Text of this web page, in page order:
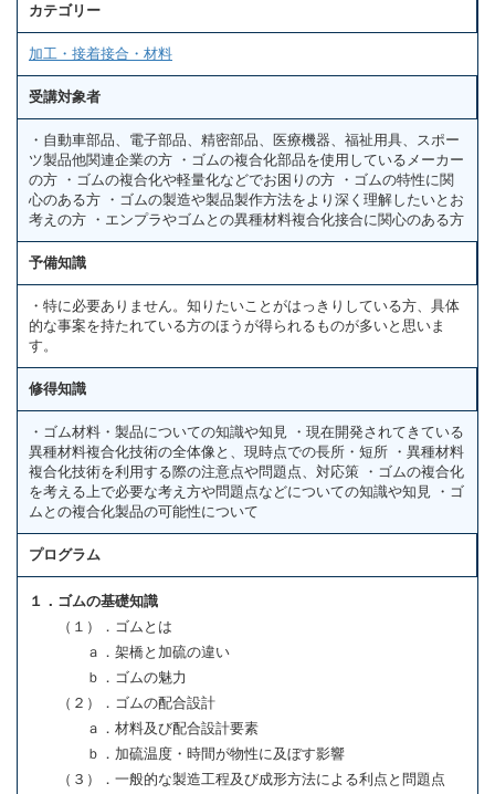
カテゴリー
加工・接着接合・材料
受講対象者
・自動車部品、電子部品、精密部品、医療機器、福祉用具、スポー
ツ製品他関連企業の方 ・ゴムの複合化部品を使用しているメーカー
の方 ・ゴムの複合化や軽量化などでお困りの方 ・ゴムの特性に関
心のある方 ・ゴムの製造や製品製作方法をより深く理解したいとお
考えの方 ・エンプラやゴムとの異種材料複合化接合に関心のある方
予備知識
・特に必要ありません。知りたいことがはっきりしている方、具体
的な事案を持たれている方のほうが得られるものが多いと思いま
す。
修得知識
・ゴム材料・製品についての知識や知見 ・現在開発されてきている
異種材料複合化技術の全体像と、現時点での長所・短所 ・異種材料
複合化技術を利用する際の注意点や問題点、対応策 ・ゴムの複合化
を考える上で必要な考え方や問題点などについての知識や知見 ・ゴ
ムとの複合化製品の可能性について
プログラム
１．ゴムの基礎知識
（１）．ゴムとは
ａ．架橋と加硫の違い
ｂ．ゴムの魅力
（２）．ゴムの配合設計
ａ．材料及び配合設計要素
ｂ．加硫温度・時間が物性に及ぼす影響
（３）．一般的な製造工程及び成形方法による利点と問題点